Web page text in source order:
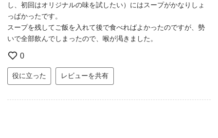
し、初回はオリジナルの味を試したい）にはスープがかなりしょ
っぱかったです。
スープを残してご飯を入れて後で食べればよかったのですが、勢
いで全部飲んでしまったので、喉が渇きました。
0
役に立った レビューを共有